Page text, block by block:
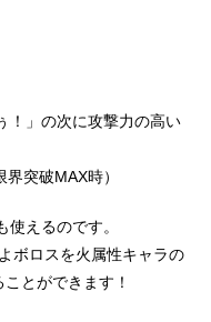
！」の次に攻撃力の高い
突破MAX時）
使えるのです。
ボロスを火属性キャラの
とができます！